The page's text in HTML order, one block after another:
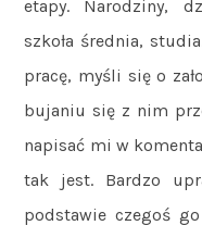
etapy. Narodziny,
szkoła średnia,
pracę, myśli się o
bujaniu się z nim
napisać mi w
tak jest. Bardzo
podstawie czegoś